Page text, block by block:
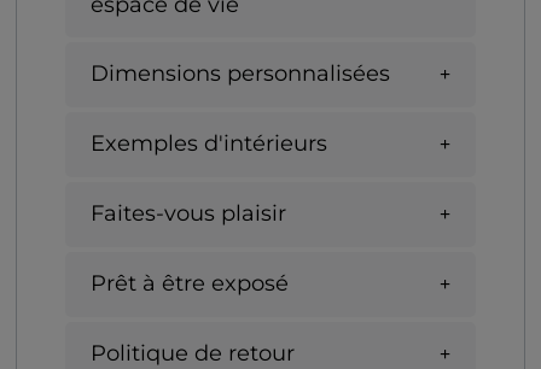
Dimensions personnalisées
Exemples d'intérieurs
Faites-vous plaisir
Prêt à être exposé
Politique de retour